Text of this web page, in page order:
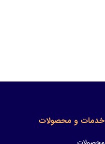
خدمات و محصولات